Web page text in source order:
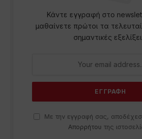
Κάντε εγγραφή στο
μαθαίνετε πρώτοι τα
σημαντικές
Με την εγγραφή σας,
Απορρήτου της